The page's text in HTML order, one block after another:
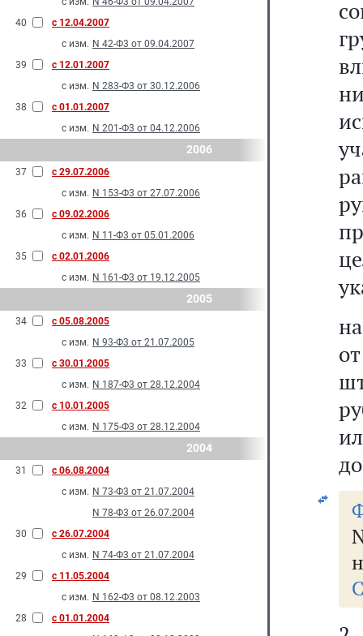
40
с 12.04.2007
с изм. N 42-Ф3 от 09.04.2007
39
с 12.01.2007
с изм. N 283-Ф3 от 30.12.2006
38
с 01.01.2007
с изм. N 201-Ф3 от 04.12.2006
2006
37
с 29.07.2006
с изм. N 153-Ф3 от 27.07.2006
36
с 09.02.2006
с изм. N 11-Ф3 от 05.01.2006
35
с 02.01.2006
с изм. N 161-Ф3 от 19.12.2005
2005
34
с 05.08.2005
с изм. N 93-Ф3 от 21.07.2005
33
с 30.01.2005
с изм. N 187-Ф3 от 28.12.2004
32
с 10.01.2005
с изм. N 175-Ф3 от 28.12.2004
2004
31
с 06.08.2004
с изм. N 73-Ф3 от 21.07.2004
N 78-Ф3 от 26.07.2004
30
с 26.07.2004
с изм. N 74-Ф3 от 21.07.2004
29
с 11.05.2004
с изм. N 162-Ф3 от 08.12.2003
28
с 01.01.2004